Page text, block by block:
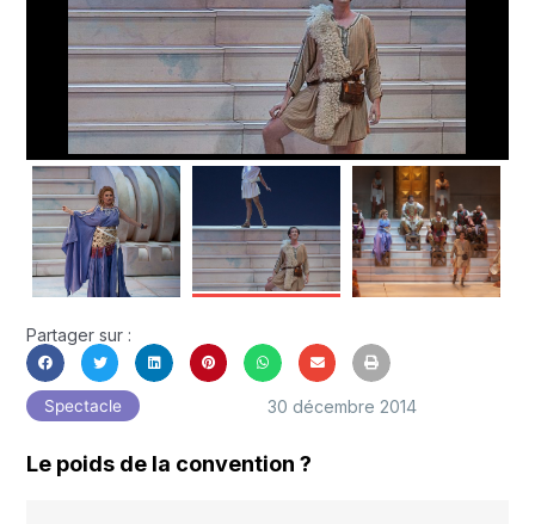
Partager sur :
Spectacle 30 décembre 2014
Le poids de la convention ?